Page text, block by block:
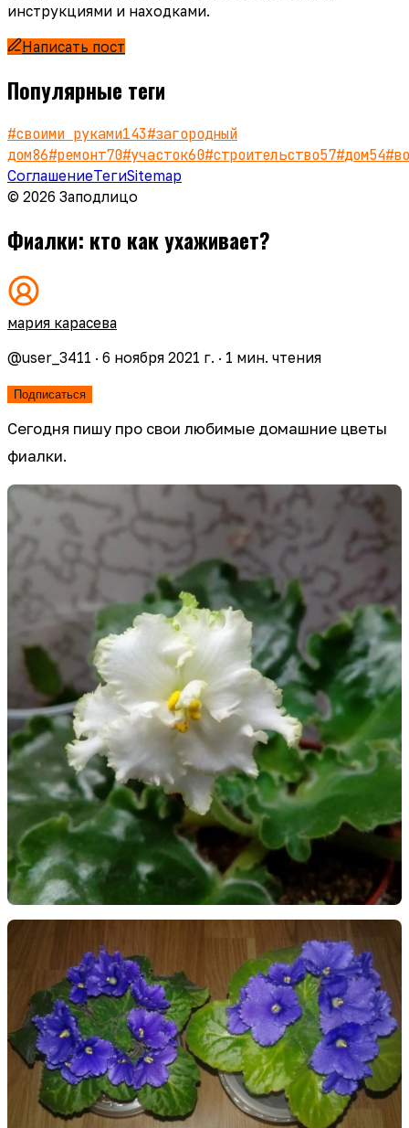
инструкциями и находками.
Написать пост
Популярные теги
#своими руками143#загородный
дом86#ремонт70#участок60#строительство57#дом54#
СоглашениеТегиSitemap
© 2026 Заподлицо
Фиалки: кто как ухаживает?
мария карасева
@user_3411 · 6 ноября 2021 г. · 1 мин. чтения
Подписаться
Сегодня пишу про свои любимые домашние цветы
фиалки.